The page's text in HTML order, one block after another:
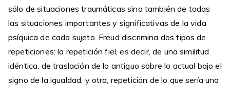
sólo de situaciones traumáticas sino también de todas
las situaciones importantes y significativas de la vida
psíquica de cada sujeto. Freud discrimina dos tipos de
repeticiones: la repetición fiel, es decir, de una similitud
idéntica, de traslación de lo antiguo sobre lo actual bajo el
signo de la igualdad; y otra, repetición de lo que sería una